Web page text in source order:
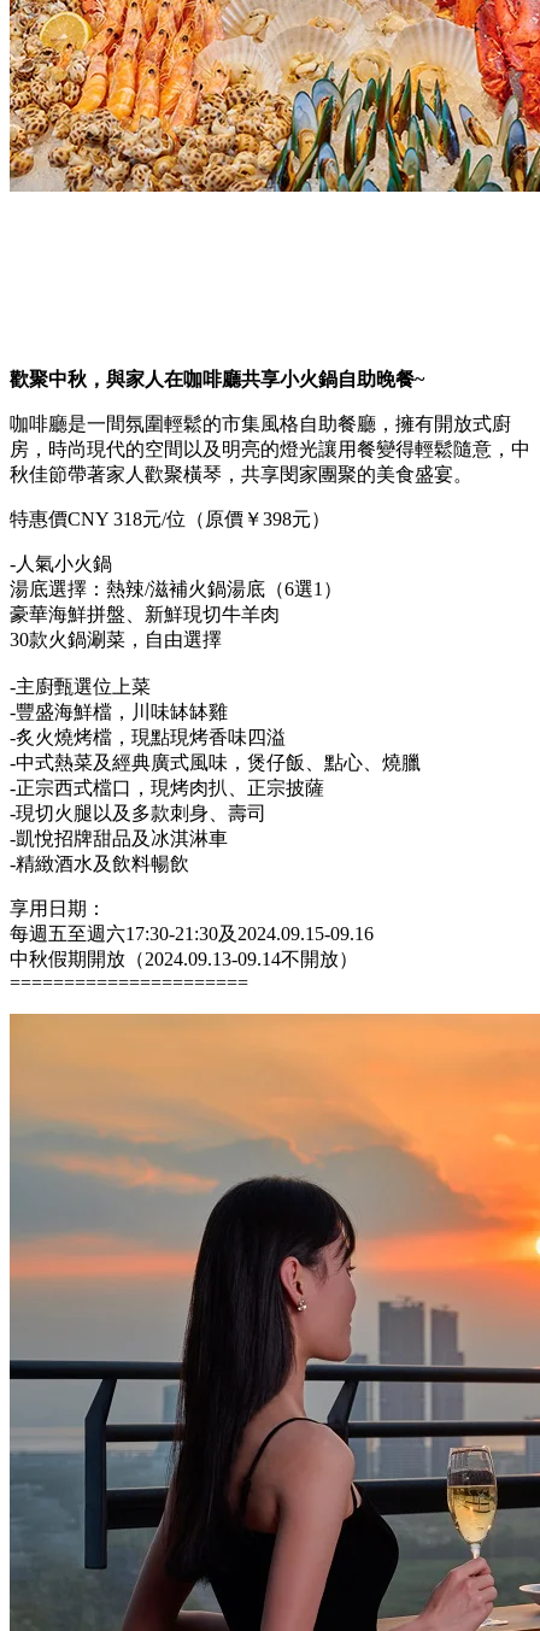
歡聚中秋，與家人在咖啡廳共享小火鍋自助晚餐~
咖啡廳是一間氛圍輕鬆的市集風格自助餐廳，擁有開放式廚
秋佳節帶著家人歡聚橫琴，共享閔家團聚的美食盛宴。
湯底選擇：熱辣/滋補火鍋湯底（6選1）
豪華海鮮拼盤、新鮮現切牛羊肉
30款火鍋涮菜，自由選擇
-主廚甄選位上菜
-豐盛海鮮檔，川味缽缽雞
-炙火燒烤檔，現點現烤香味四溢
-中式熱菜及經典廣式風味，煲仔飯、點心、燒臘
-正宗西式檔口，現烤肉扒、正宗披薩
-現切火腿以及多款刺身、壽司
-凱悅招牌甜品及冰淇淋車
-精緻酒水及飲料暢飲
享用日期：
每週五至週六17:30-21:30及2024.09.15-09.16
中秋假期開放（2024.09.13-09.14不開放）
======================